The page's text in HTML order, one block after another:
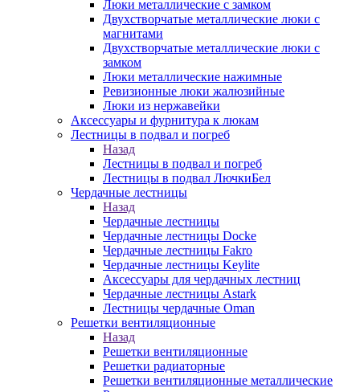
Люки металлические с замком
Двухстворчатые металлические люки с
магнитами
Двухстворчатые металлические люки с
замком
Люки металлические нажимные
Ревизионные люки жалюзийные
Люки из нержавейки
Аксессуары и фурнитура к люкам
Лестницы в подвал и погреб
Назад
Лестницы в подвал и погреб
Лестницы в подвал ЛючкиБел
Чердачные лестницы
Назад
Чердачные лестницы
Чердачные лестницы Docke
Чердачные лестницы Fakro
Чердачные лестницы Keylite
Аксессуары для чердачных лестниц
Чердачные лестницы Astark
Лестницы чердачные Oman
Решетки вентиляционные
Назад
Решетки вентиляционные
Решетки радиаторные
Решетки вентиляционные металлические